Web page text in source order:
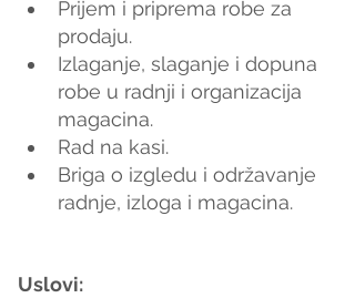
Prijem i priprema robe za
prodaju.
Izlaganje, slaganje i dopuna
robe u radnji i organizacija
magacina.
Rad na kasi.
Briga o izgledu i održavanje
radnje, izloga i magacina.
Uslovi: